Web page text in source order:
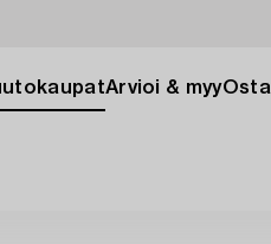
Arvioi & myyOsta